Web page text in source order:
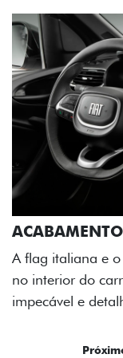
A flag italiana e
no interior do
impecável e